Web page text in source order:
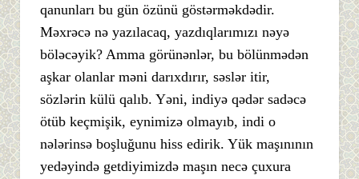
qanunları bu gün özünü göstərməkdədir.
Məxrəcə nə yazılacaq, yazdıqlarımızı nəyə
böləcəyik? Amma görünənlər, bu bölünmədən
aşkar olanlar məni darıxdırır, səslər itir,
sözlərin külü qalıb. Yəni, indiyə qədər sadəcə
ötüb keçmişik, eynimizə olmayıb, indi o
nələrinsə boşluğunu hiss edirik. Yük maşınının
yedəyində getdiyimizdə maşın necə çuxura